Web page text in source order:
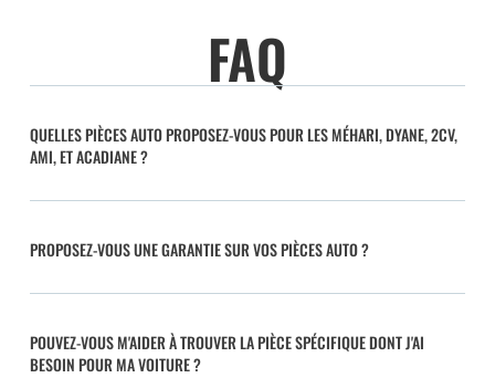
FAQ
QUELLES PIÈCES AUTO PROPOSEZ-VOUS POUR LES MÉHARI, DYANE, 2CV,
AMI, ET ACADIANE ?
PROPOSEZ-VOUS UNE GARANTIE SUR VOS PIÈCES AUTO ?
POUVEZ-VOUS M'AIDER À TROUVER LA PIÈCE SPÉCIFIQUE DONT J'AI
BESOIN POUR MA VOITURE ?